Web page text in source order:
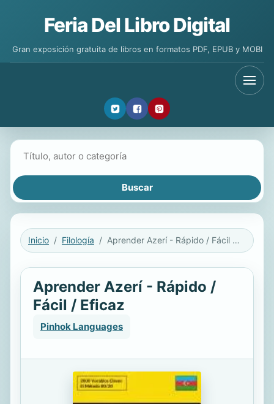
Feria Del Libro Digital
Gran exposición gratuita de libros en formatos PDF, EPUB y MOBI
Inicio Filología Aprender Azerí - Rápido / Fácil / Eficaz
Aprender Azerí - Rápido /
Fácil / Eficaz
Pinhok Languages